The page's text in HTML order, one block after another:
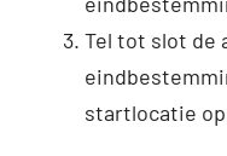
Tel tot slot de
startlocatie